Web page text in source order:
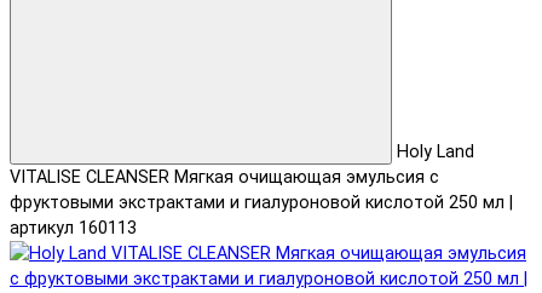
Holy Land
VITALISE CLEANSER Мягкая очищающая эмульсия с
фруктовыми экстрактами и гиалуроновой кислотой 250 мл |
артикул 160113